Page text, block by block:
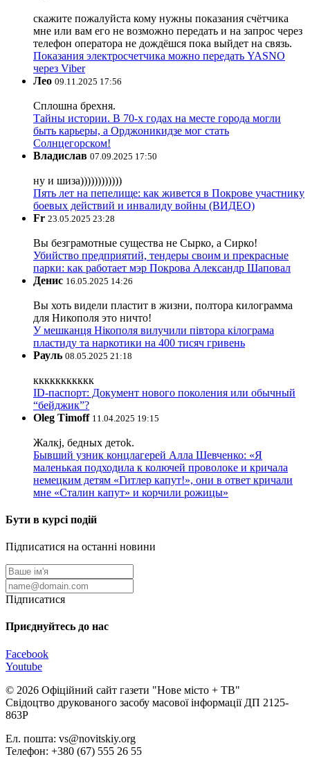
скажите пожалуйста кому нужны показания счётчика
мне или вам его не возможно передать и на запрос через
телефон оператора не дождёшся пока выйдет на связь.
Показания электросчетчика можно передать YASNO
через Viber
Лео 09.11.2025 17:56
Сплошна брехня.
Тайны истории. В 70-х годах на месте города могли
быть карьеры, а Орджоникидзе мог стать
Солнцегорском!
Владислав 07.09.2025 17:50
ну и шиза))))))))))))
Пять лет на пепелище: как живется в Покрове участнику
боевых действий и инвалиду войны (ВИДЕО)
Fr 23.05.2025 23:28
Вы безграмотные существа не Сырко, а Сирко!
Убийство предприятий, тендеры своим и прекрасные
парки: как работает мэр Покрова Александр Шаповал
Денис 16.05.2025 14:26
Вы хоть видели пластит в жизни, полтора килограмма
для Никополя это ничто!
У мешканця Нікополя вилучили півтора кілограма
пластиду та наркотики на 400 тисяч гривень
Рауль 08.05.2025 21:18
ккккккккккк
ID-паспорт: Документ нового поколения или обычный
“бейджик”?
Oleg Timoff 11.04.2025 19:15
Жалкj, бедных детok.
Бывший узник концлагерей Алла Шевченко: «Я
маленькая подходила к колючей проволоке и кричала
немецким детям «Гитлер капут!», они в ответ кричали
мне «Сталин капут» и корчили рожицы»
Бути в курсі подій
Підписатися на останні новини
Підписатися
Приєднуйтесь до нас
Facebook
Youtube
© 2026 Офіційний сайт газети "Нове мiсто + ТВ"
Свідоцтво друкованого засобу масової інформації ДП 2125-
863Р
Ел. пошта: vs@novitskiy.org
Телефон: +380 (67) 555 26 55